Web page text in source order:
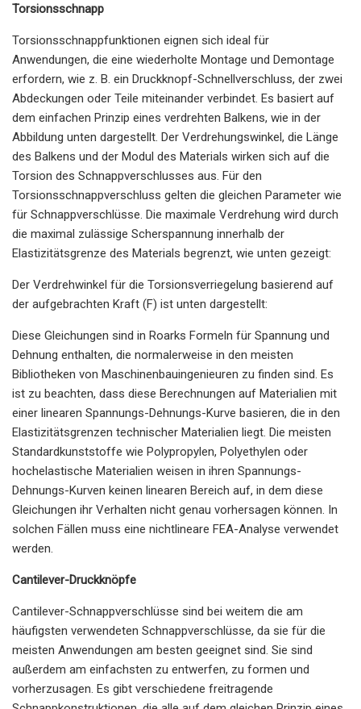
Torsionsschnapp
Torsionsschnappfunktionen eignen sich ideal für
Anwendungen, die eine wiederholte Montage und Demontage
erfordern, wie z. B. ein Druckknopf-Schnellverschluss, der zwei
Abdeckungen oder Teile miteinander verbindet. Es basiert auf
dem einfachen Prinzip eines verdrehten Balkens, wie in der
Abbildung unten dargestellt. Der Verdrehungswinkel, die Länge
des Balkens und der Modul des Materials wirken sich auf die
Torsion des Schnappverschlusses aus. Für den
Torsionsschnappverschluss gelten die gleichen Parameter wie
für Schnappverschlüsse. Die maximale Verdrehung wird durch
die maximal zulässige Scherspannung innerhalb der
Elastizitätsgrenze des Materials begrenzt, wie unten gezeigt:
Der Verdrehwinkel für die Torsionsverriegelung basierend auf
der aufgebrachten Kraft (F) ist unten dargestellt:
Diese Gleichungen sind in Roarks Formeln für Spannung und
Dehnung enthalten, die normalerweise in den meisten
Bibliotheken von Maschinenbauingenieuren zu finden sind. Es
ist zu beachten, dass diese Berechnungen auf Materialien mit
einer linearen Spannungs-Dehnungs-Kurve basieren, die in den
Elastizitätsgrenzen technischer Materialien liegt. Die meisten
Standardkunststoffe wie Polypropylen, Polyethylen oder
hochelastische Materialien weisen in ihren Spannungs-
Dehnungs-Kurven keinen linearen Bereich auf, in dem diese
Gleichungen ihr Verhalten nicht genau vorhersagen können. In
solchen Fällen muss eine nichtlineare FEA-Analyse verwendet
werden.
Cantilever-Druckknöpfe
Cantilever-Schnappverschlüsse sind bei weitem die am
häufigsten verwendeten Schnappverschlüsse, da sie für die
meisten Anwendungen am besten geeignet sind. Sie sind
außerdem am einfachsten zu entwerfen, zu formen und
vorherzusagen. Es gibt verschiedene freitragende